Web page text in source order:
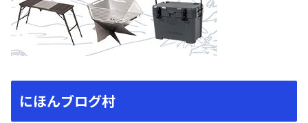
にほんブログ村